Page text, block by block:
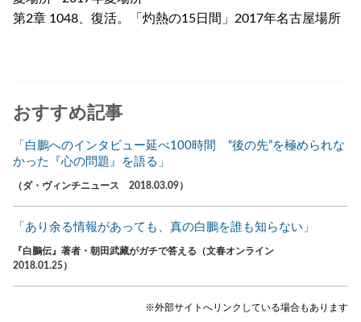
第2章 1048、復活。「灼熱の15日間」2017年名古屋場所
おすすめ記事
「白鵬へのインタビュー延べ100時間 “後の先”を極められな
かった『心の問題』を語る」
（ダ・ヴィンチニュース 2018.03.09）
「あり余る情報があっても、真の白鵬を誰も知らない」
『白鵬伝』著者・朝田武藏がガチで答える（文春オンライン
2018.01.25）
※外部サイトへリンクしている場合もあります